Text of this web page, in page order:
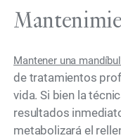
Mantener una
de tratamientos
vida. Si bien la
resultados
metabolizará el